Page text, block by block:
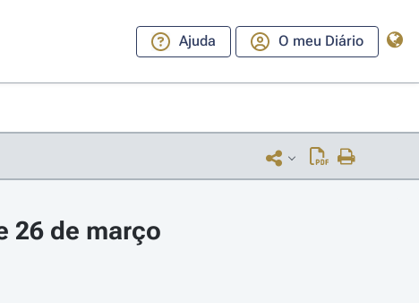
Ajuda O meu Diário
26 de março